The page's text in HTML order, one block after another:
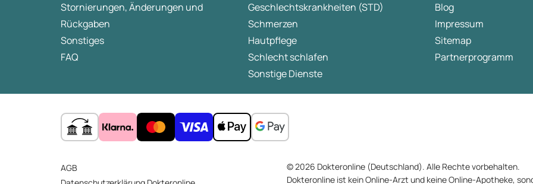
Stornierungen, Änderungen und
Rückgaben
Sonstiges
FAQ
Geschlechtskrankheiten (STD)
Schmerzen
Hautpflege
Schlecht schlafen
Sonstige Dienste
Blog
Impressum
Sitemap
Partnerprogramm
AGB
© 2026 Dokteronline (Deutschland). Alle Rechte vorbehalten.
Dokteronline ist kein Online-Arzt und keine Online-Apotheke,